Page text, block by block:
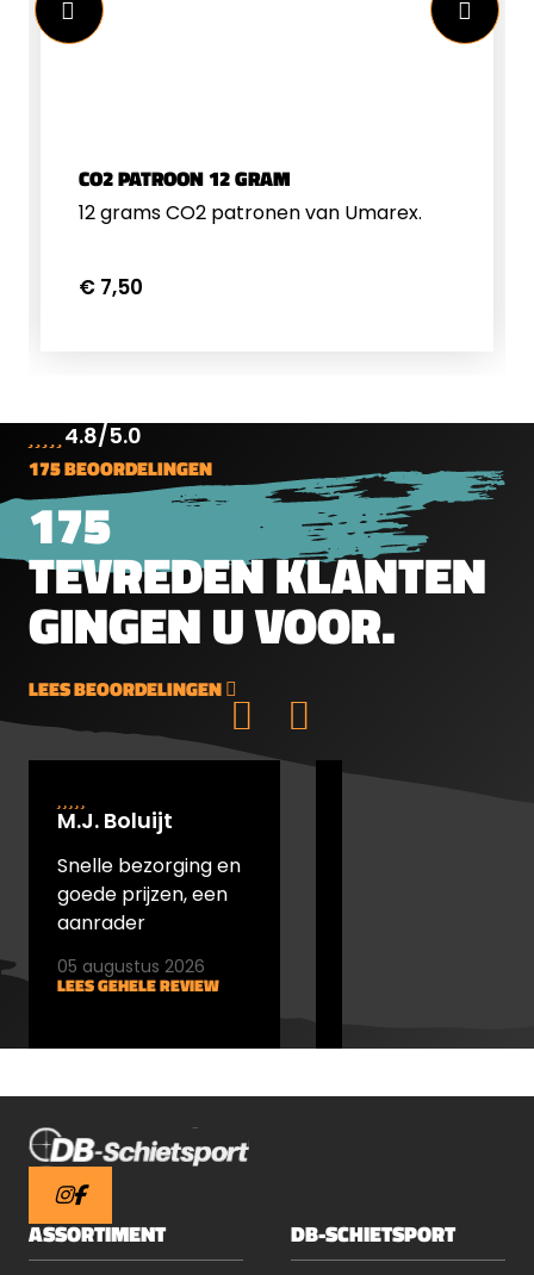
CO2 PATROON 12 GRAM
12 grams CO2 patronen van Umarex.
€ 7,50
4.8/5.0
175 BEOORDELINGEN
175
TEVREDEN KLANTEN
GINGEN U VOOR.
LEES BEOORDELINGEN
M.J. Boluijt
Snelle bezorging en
goede prijzen, een
aanrader
LEES GEHELE REVIEW
05 augustus 2026
ASSORTIMENT DB-SCHIETSPORT